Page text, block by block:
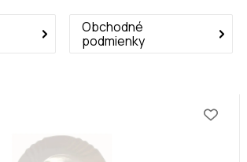
Obchodné
podmienky